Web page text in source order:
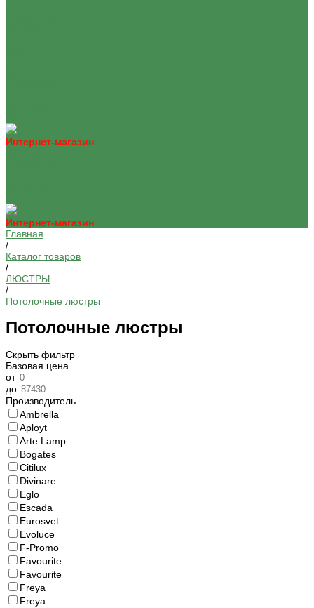
Интернет-магазин
Интернет-магазин
Главная
/
Каталог товаров
/
ЛЮСТРЫ
/
Потолочные люстры
Потолочные люстры
Скрыть фильтр
Базовая цена
от
до
Производитель
Ambrella
Aployt
Arte Lamp
Bogates
Citilux
Divinare
Eglo
Escada
Eurosvet
Evoluce
F-Promo
Favourite
Favourite
Freya
Freya